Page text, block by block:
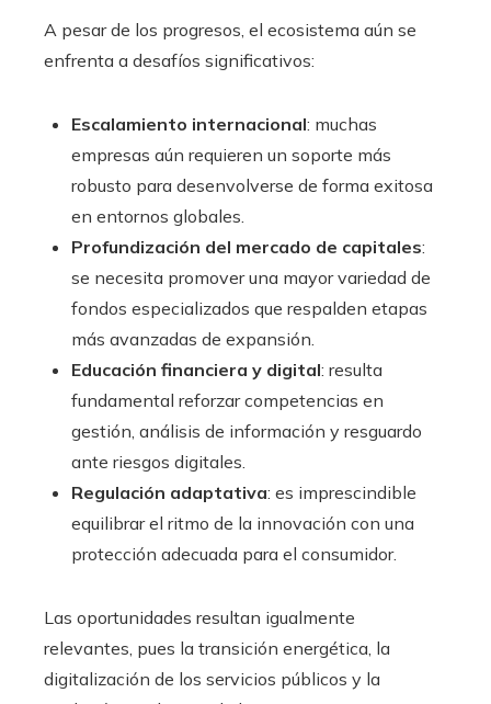
A pesar de los progresos, el ecosistema aún se
enfrenta a desafíos significativos:
Escalamiento internacional: muchas
empresas aún requieren un soporte más
robusto para desenvolverse de forma exitosa
en entornos globales.
Profundización del mercado de capitales:
se necesita promover una mayor variedad de
fondos especializados que respalden etapas
más avanzadas de expansión.
Educación financiera y digital: resulta
fundamental reforzar competencias en
gestión, análisis de información y resguardo
ante riesgos digitales.
Regulación adaptativa: es imprescindible
equilibrar el ritmo de la innovación con una
protección adecuada para el consumidor.
Las oportunidades resultan igualmente
relevantes, pues la transición energética, la
digitalización de los servicios públicos y la